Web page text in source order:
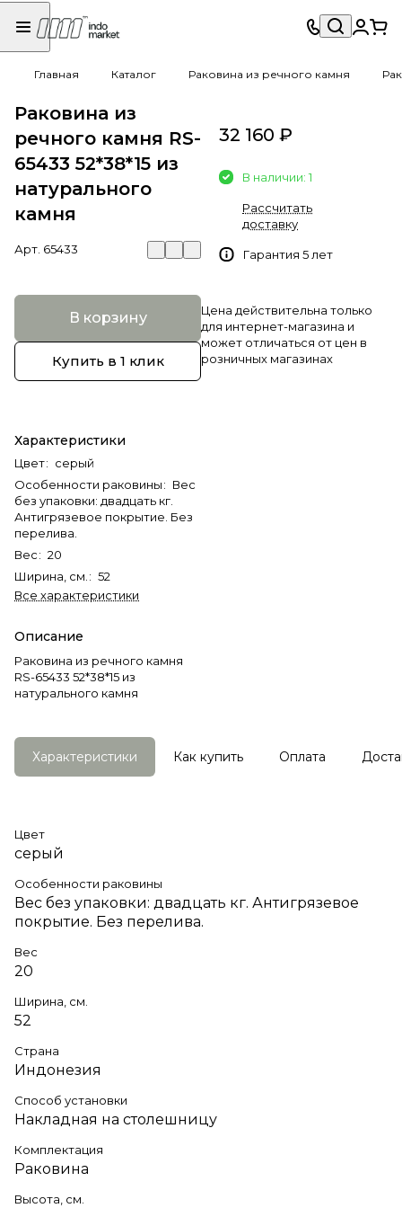
Главная Каталог Раковина из речного камня
Раковина из
речного камня RS-
65433 52*38*15 из
натурального
камня
Арт. 65433
В корзину
Купить в 1 клик
Характеристики
Цвет: серый
Особенности раковины: Вес
без упаковки: двадцать кг.
Антигрязевое покрытие. Без
перелива.
Вес: 20
Ширина, см. : 52
Все характеристики
Описание
Раковина из речного камня
RS-65433 52*38*15 из
натурального камня
32 160 ₽
В наличии: 1
Рассчитать
доставку
Гарантия 5 лет
Цена действительна только
для интернет-магазина и
может отличаться от цен в
розничных магазинах
Характеристики Как купить Оплата
Цвет
серый
Особенности раковины
Вес без упаковки: двадцать кг. Антигрязевое
покрытие. Без перелива.
Вес
20
Ширина, см.
52
Страна
Индонезия
Способ установки
Накладная на столешницу
Комплектация
Раковина
Высота, см.